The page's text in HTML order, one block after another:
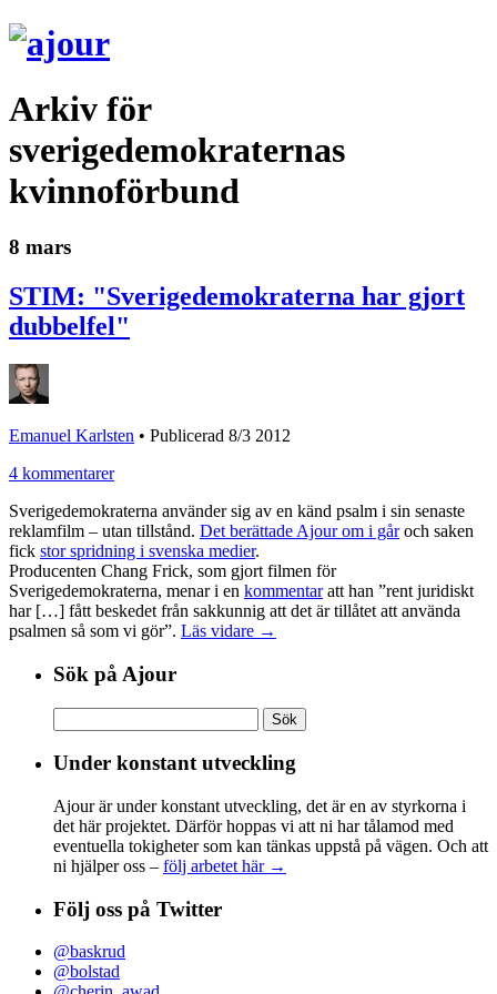
Arkiv för
sverigedemokraternas
kvinnoförbund
8 mars
STIM: "Sverigedemokraterna har gjort
dubbelfel"
Emanuel Karlsten • Publicerad 8/3 2012
4 kommentarer
Sverigedemokraterna använder sig av en känd psalm i sin senaste
reklamfilm – utan tillstånd. Det berättade Ajour om i gåroch saken
fick stor spridning i svenska medier.
Producenten Chang Frick, som gjort filmen för
Sverigedemokraterna, menar i en kommentaratt han ”rent juridiskt
har […] fått beskedet från sakkunnig att det är tillåtet att använda
psalmen så som vi gör”. Läs vidare →
Sök på Ajour
efter:
Under konstant utveckling
Ajour är under konstant utveckling, det är en av styrkorna i
det här projektet. Därför hoppas vi att ni har tålamod med
eventuella tokigheter som kan tänkas uppstå på vägen. Och att
ni hjälper oss – följ arbetet här →
Följ oss på Twitter
@baskrud
@bolstad